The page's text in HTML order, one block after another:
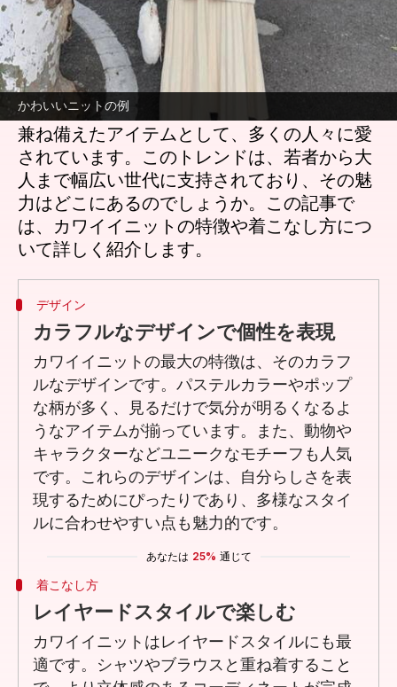
かわいいニットの例
どんな話なの
最近、日本のファッションストリートで注目
を集めているのが「カワイイニット」です。
秋冬シーズンになると、暖かさとスタイルを
兼ね備えたアイテムとして、多くの人々に愛
されています。このトレンドは、若者から大
人まで幅広い世代に支持されており、その魅
力はどこにあるのでしょうか。この記事で
は、カワイイニットの特徴や着こなし方につ
デザイン
カラフルなデザインで個性を表現
カワイイニットの最大の特徴は、そのカラフ
ルなデザインです。パステルカラーやポップ
な柄が多く、見るだけで気分が明るくなるよ
うなアイテムが揃っています。また、動物や
キャラクターなどユニークなモチーフも人気
です。これらのデザインは、自分らしさを表
現するためにぴったりであり、多様なスタイ
ルに合わせやすい点も魅力的です。
あなたは 25% 通じて
着こなし方
レイヤードスタイルで楽しむ
カワイイニットはレイヤードスタイルにも最
適です。シャツやブラウスと重ね着すること